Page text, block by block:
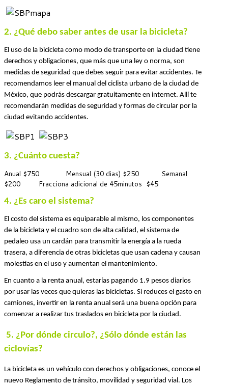
2. ¿Qué debo saber antes de usar la bicicleta?
El uso de la bicicleta como modo de transporte en la ciudad tiene
derechos y obligaciones, que más que una ley o norma, son
medidas de seguridad que debes seguir para evitar accidentes. Te
recomendamos leer el manual del ciclista urbano de la ciudad de
México, que podrás descargar gratuitamente en internet. Allí te
recomendarán medidas de seguridad y formas de circular por la
ciudad evitando accidentes.
3. ¿Cuánto cuesta?
Anual $750 Mensual (30 dias) $250 Semanal
$200 Fracciona adicional de 45minutos $45
4. ¿Es caro el sistema?
El costo del sistema es equiparable al mismo, los componentes
de la bicicleta y el cuadro son de alta calidad, el sistema de
pedaleo usa un cardán para transmitir la energía a la rueda
trasera, a diferencia de otras bicicletas que usan cadena y causan
molestias en el uso y aumentan el mantenimiento.
En cuanto a la renta anual, estarías pagando 1.9 pesos diarios
por usar las veces que quieras las bicicletas. Si reduces el gasto en
camiones, invertir en la renta anual será una buena opción para
comenzar a realizar tus traslados en bicicleta por la ciudad.
5. ¿Por dónde circulo?, ¿Sólo dónde están las
ciclovías?
La bicicleta es un vehículo con derechos y obligaciones, conoce el
nuevo Reglamento de tránsito, movilidad y seguridad vial. Los